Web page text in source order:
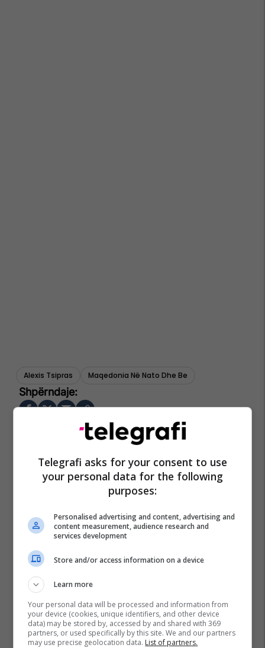
Alexis Tsipras Maqedonia Në Nato Dhe Be
Telegrafi asks for your consent to use
your personal data for the following
purposes:
Personalised advertising and content, advertising and
content measurement, audience research and
services development
Store and/or access information on a device
Learn more
Your personal data will be processed and information from
your device (cookies, unique identifiers, and other device
data) may be stored by, accessed by and shared with 369
partners, or used specifically by this site. We and our partners
may use precise geolocation data. List of partners.